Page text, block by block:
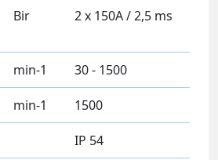
Bir 2 x 150A / 2,5 ms
min-1 30 - 1500
min-1 1500
IP 54